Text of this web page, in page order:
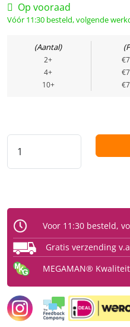
Op vooraad
Vóór 11:30 besteld, volgende
Aantal
2+
4+
10+
Voor 11:30 besteld,
Gratis verzending
MEGAMAN®